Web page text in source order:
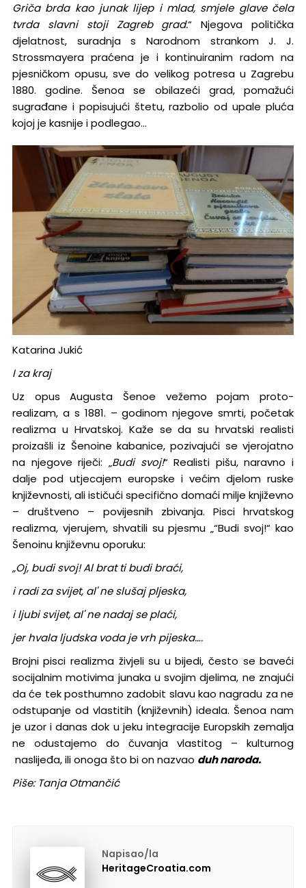
Griča brda kao junak lijep i mlad, smjele glave čela
tvrda slavni stoji Zagreb grad.“ Njegova politička
djelatnost, suradnja s Narodnom strankom J. J.
Strossmayera praćena je i kontinuiranim radom na
pjesničkom opusu, sve do velikog potresa u Zagrebu
1880. godine. Šenoa se obilazeći grad, pomažući
sugrađane i popisujući štetu, razbolio od upale pluća
kojoj je kasnije i podlegao…
Katarina Jukić
I za kraj
Uz opus Augusta Šenoe vežemo pojam proto-
realizam, a s 1881. – godinom njegove smrti, početak
realizma u Hrvatskoj. Kaže se da su hrvatski realisti
proizašli iz Šenoine kabanice, pozivajući se vjerojatno
na njegove riječi: „Budi svoj!“ Realisti pišu, naravno i
dalje pod utjecajem europske i većim djelom ruske
književnosti, ali ističući specifično domaći milje književno
– društveno – povijesnih zbivanja. Pisci hrvatskog
realizma, vjerujem, shvatili su pjesmu „“Budi svoj!“ kao
Šenoinu književnu oporuku:
„Oj, budi svoj! Al brat ti budi braći,
i radi za svijet, al' ne slušaj pljeska,
i ljubi svijet, al' ne nadaj se plaći,
jer hvala ljudska voda je vrh pijeska….
Brojni pisci realizma živjeli su u bijedi, često se baveći
socijalnim motivima junaka u svojim djelima, ne znajući
da će tek posthumno zadobit slavu kao nagradu za ne
odstupanje od vlastitih (književnih) ideala. Šenoa nam
je uzor i danas dok u jeku integracije Europskih zemalja
ne odustajemo do čuvanja vlastitog – kulturnog
naslijeđa, ili onoga što bi on nazvao duh naroda.
Piše: Tanja Otmančić
Napisao/la
HeritageCroatia.com